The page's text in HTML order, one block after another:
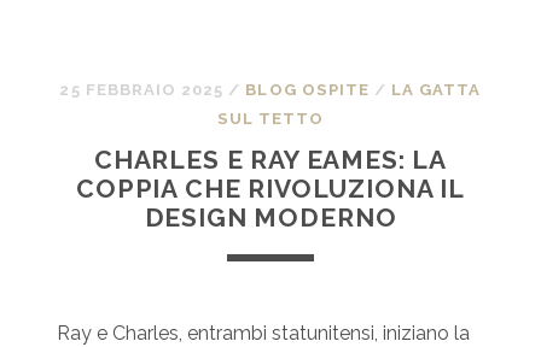
25 FEBBRAIO 2025 / BLOG OSPITE / LA GATTA
SUL TETTO
CHARLES E RAY EAMES: LA
COPPIA CHE RIVOLUZIONA IL
DESIGN MODERNO
Ray e Charles, entrambi statunitensi, iniziano la